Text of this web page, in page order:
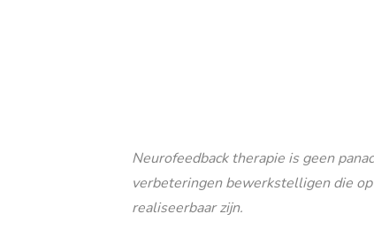
Neurofeedback therapie is geen
verbeteringen bewerkstelligen die
realiseerbaar zijn.